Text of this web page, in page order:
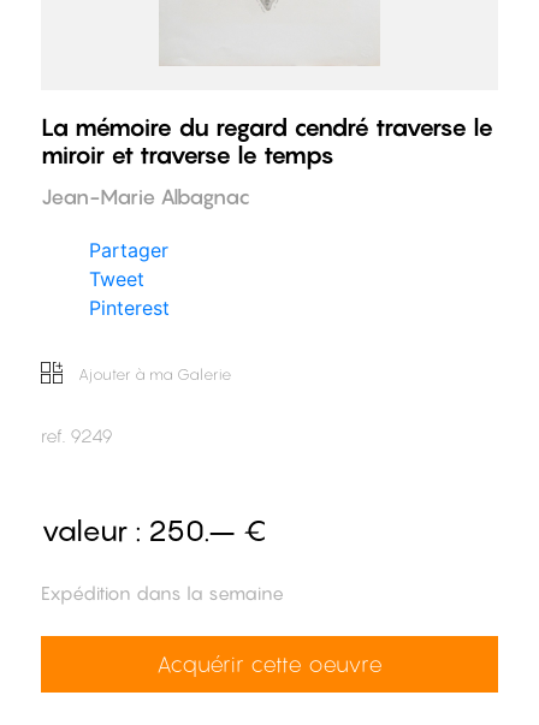
La mémoire du regard cendré traverse le
miroir et traverse le temps
Jean-Marie Albagnac
Partager
Tweet
Pinterest
Ajouter à ma Galerie
ref. 9249
valeur : 250.– €
Expédition dans la semaine
Acquérir cette oeuvre